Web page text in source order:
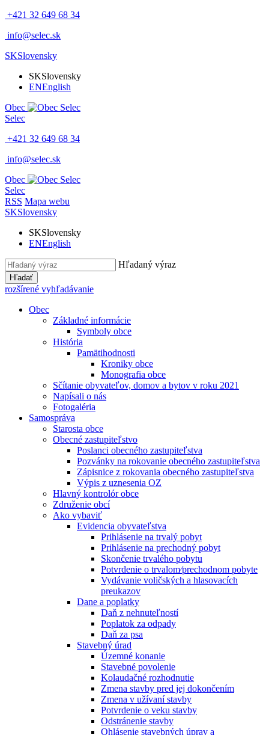
+421 32 649 68 34
info@selec.sk
SKSlovensky
SKSlovensky
ENEnglish
Obec
Selec
+421 32 649 68 34
info@selec.sk
Obec
Selec
RSS Mapa webu
SKSlovensky
SKSlovensky
ENEnglish
Hľadaný výraz
Hľadať
rozšírené vyhľadávanie
Obec
Základné informácie
Symboly obce
História
Pamätihodnosti
Kroniky obce
Monografia obce
Sčítanie obyvateľov, domov a bytov v roku 2021
Napísali o nás
Fotogaléria
Samospráva
Starosta obce
Obecné zastupiteľstvo
Poslanci obecného zastupiteľstva
Pozvánky na rokovanie obecného zastupiteľstva
Zápisnice z rokovania obecného zastupiteľstva
Výpis z uznesenia OZ
Hlavný kontrolór obce
Združenie obcí
Ako vybaviť
Evidencia obyvateľstva
Prihlásenie na trvalý pobyt
Prihlásenie na prechodný pobyt
Skončenie trvalého pobytu
Potvrdenie o trvalom⁄prechodnom pobyte
Vydávanie voličských a hlasovacích
preukazov
Dane a poplatky
Daň z nehnuteľností
Poplatok za odpady
Daň za psa
Stavebný úrad
Územné konanie
Stavebné povolenie
Kolaudačné rozhodnutie
Zmena stavby pred jej dokončením
Zmena v užívaní stavby
Potvrdenie o veku stavby
Odstránenie stavby
Ohlásenie stavebných úprav a